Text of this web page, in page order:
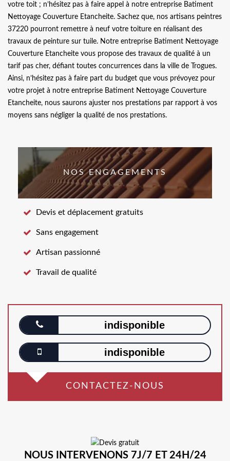
votre toit ; n’hésitez pas à faire appel à notre entreprise Batiment
Nettoyage Couverture Etancheite. Sachez que, nos artisans peintres
37220 pourront remettre à neuf votre toiture en réalisant des
travaux de peinture sur tuile. Notre entreprise Batiment Nettoyage
Couverture Etancheite vous propose des travaux de qualité à un
tarif pas cher, défiant toutes concurrences dans la ville de Trogues.
Ainsi, n’hésitez pas à faire part du budget que vous prévoyez pour
votre projet à notre entreprise Batiment Nettoyage Couverture
Etancheite, nous saurons ajuster nos prestations par rapport à vos
moyens sans négliger la qualité de nos prestations.
NOS ENGAGEMENTS
Devis et déplacement gratuits
Sans engagement
Artisan passionné
Travail de qualité
indisponible
indisponible
CONTACTEZ-NOUS
NOUS INTERVENONS 7J/7 ET 24H/24